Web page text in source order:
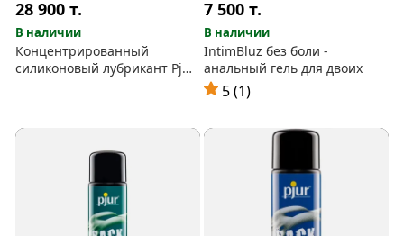
28 900т.
В наличии
Концентрированный
силиконовый лубрикант Pjur
7 500т.
В наличии
IntimBluz без боли -
анальный гель для двоих
5 (1)